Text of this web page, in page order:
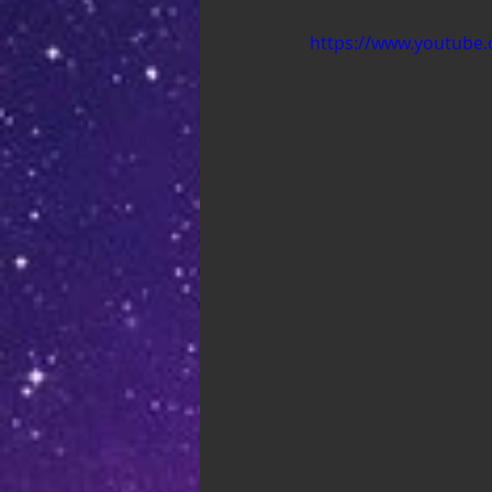
https://